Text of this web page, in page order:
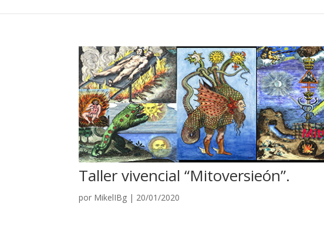
Taller vivencial “Mitoversieón”.
por MikelIBg | 20/01/2020